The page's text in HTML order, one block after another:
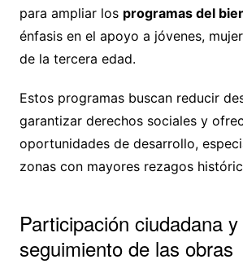
para ampliar los programas del
énfasis en el apoyo a jóvenes,
de la tercera edad.
Estos programas buscan reducir
garantizar derechos sociales y
oportunidades de desarrollo,
zonas con mayores rezagos
Participación ciudadana y
seguimiento de las obras